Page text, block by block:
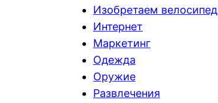
Изобретаем велосипед
Интернет
Маркетинг
Одежда
Оружие
Развлечения